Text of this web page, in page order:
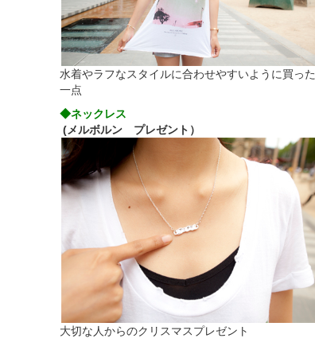
水着やラフなスタイルに合わせやすいように買った
一点
◆ネックレス
(メルボルン プレゼント ）
大切な人からのクリスマスプレゼント